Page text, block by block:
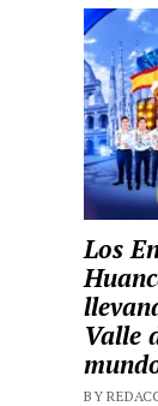
Los
Valle
BY